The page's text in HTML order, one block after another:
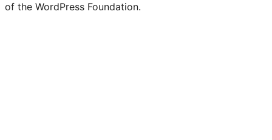
of the WordPress Foundation.